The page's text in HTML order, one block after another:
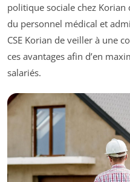
politique sociale chez
du personnel médical et
CSE Korian de veiller à une
ces avantages afin d’en
salariés.